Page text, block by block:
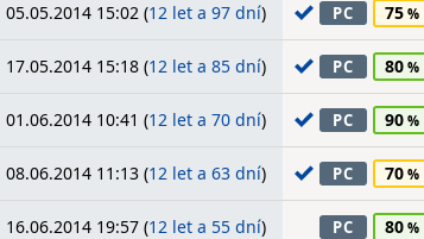
05.05.2014 15:02 (12 let a 97 dní) PC 75
17.05.2014 15:18 (12 let a 85 dní) PC 80
01.06.2014 10:41 (12 let a 70 dní) PC 90
08.06.2014 11:13 (12 let a 63 dní) PC 70
16.06.2014 19:57 (12 let a 55 dní) PC 80